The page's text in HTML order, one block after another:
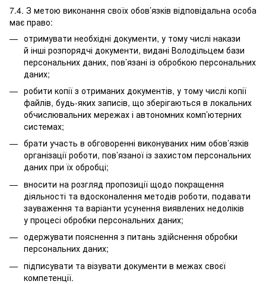
7.4. З метою виконання своїх обов’язків відповідальна особа
має право:
отримувати необхідні документи, у тому числі накази
й інші розпорядчі документи, видані Володільцем бази
персональних даних, пов’язані із обробкою персональних
даних;
робити копії з отриманих документів, у тому числі копії
файлів, будь-яких записів, що зберігаються в локальних
обчислювальних мережах і автономних комп’ютерних
системах;
брати участь в обговоренні виконуваних ним обов’язків
організації роботи, пов’язаної із захистом персональних
даних при їх обробці;
вносити на розгляд пропозиції щодо покращення
діяльності та вдосконалення методів роботи, подавати
зауваження та варіанти усунення виявлених недоліків
у процесі обробки персональних даних;
одержувати пояснення з питань здійснення обробки
персональних даних;
підписувати та візувати документи в межах своєї
компетенції.